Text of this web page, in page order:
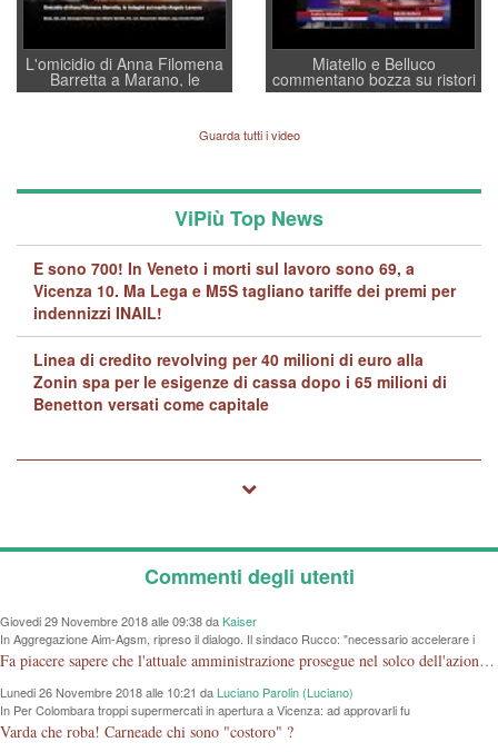
L'omicidio di Anna Filomena
Barretta a Marano, le
indagini dei carabinieri di
quelle di... Barbara D'Urso
Miatello e Belluco
commentano bozza su ristori
BPVi e Veneto Banca
Guarda tutti i video
ViPiù Top News
E sono 700! In Veneto i morti sul lavoro sono 69, a
Vicenza 10. Ma Lega e M5S tagliano tariffe dei premi per
indennizzi INAIL!
Linea di credito revolving per 40 milioni di euro alla
Zonin spa per le esigenze di cassa dopo i 65 milioni di
Benetton versati come capitale
Commenti degli utenti
Giovedi 29 Novembre 2018 alle 09:38 daKaiser
In Aggregazione Aim-Agsm, ripreso il dialogo. Il sindaco Rucco: "necessario accelerare i
tempi"
Fa piacere sapere che l'attuale amministrazione prosegue nel solco dell'azione iniziata dalla vecchia senza tante polemiche. Come per la mostra al Chiericati, si dimostra che l'amministrazione non deve essere per forza in opposizione a quello che hanno fatto gli altri.
Lunedi 26 Novembre 2018 alle 10:21 daLuciano Parolin (Luciano)
In Per Colombara troppi supermercati in apertura a Vicenza: ad approvarli fu
l'amministrazione di cui faceva parte
Varda che roba! Carneade chi sono "costoro" ?